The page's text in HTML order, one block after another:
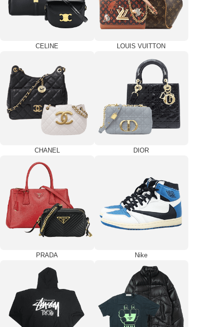
CELINE LOUIS VUITTON
CHANEL DIOR
PRADA Nike